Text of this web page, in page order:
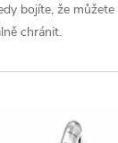
bojíte, že
chránit.